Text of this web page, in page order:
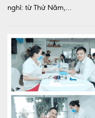
nghỉ: từ Thứ Năm,...